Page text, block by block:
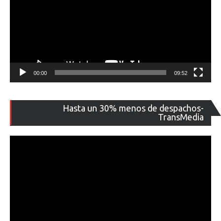
00:00 09:52
Hasta un 30% menos de despachos-
TransMedia
de